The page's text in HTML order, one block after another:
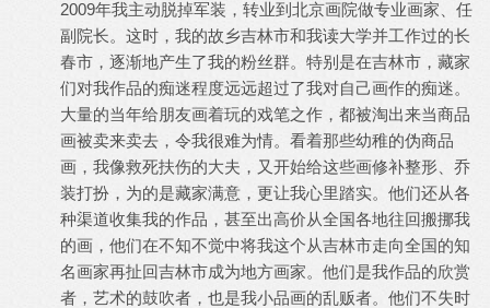
2009年我主动脱掉军装，转业到北京画院做专业画家、任
副院长。这时，我的故乡吉林市和我读大学并工作过的长
春市，逐渐地产生了我的粉丝群。特别是在吉林市，藏家
们对我作品的痴迷程度远远超过了我对自己画作的痴迷。
大量的当年给朋友画着玩的戏笔之作，都被淘出来当商品
画被卖来卖去，令我很难为情。看着那些幼稚的伪商品
画，我像救死扶伤的大夫，又开始给这些画修补整形、乔
装打扮，为的是藏家满意，更让我心里踏实。他们还从各
种渠道收集我的作品，甚至出高价从全国各地往回搬挪我
的画，他们在不知不觉中将我这个从吉林市走向全国的知
名画家再扯回吉林市成为地方画家。他们是我作品的欣赏
者，艺术的鼓吹者，也是我小品画的乱贩者。他们不失时